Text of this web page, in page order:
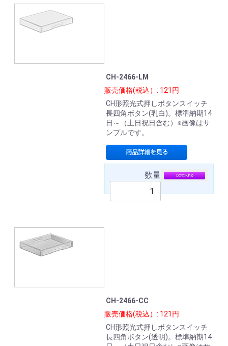
CH-2466-LM
販売価格(税込）: 121円
CH形照光式押しボタンスイッチ
長四角ボタン(乳白)。標準納期14
日～（土日祝日含む）※画像はサ
ンプルです。
数量
CH-2466-CC
販売価格(税込）: 121円
CH形照光式押しボタンスイッチ
長四角ボタン(透明)。標準納期14